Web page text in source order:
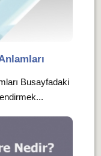
Busayfadaki